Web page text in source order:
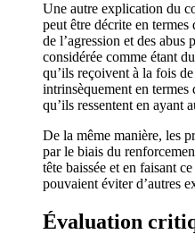
Une autre explication du
peut être décrite en termes
de l’agression et des abus
considérée comme étant
qu’ils reçoivent à la fois
intrinsèquement en termes
qu’ils ressentent en ayant
De la même manière, les
par le biais du
tête baissée et en faisant
pouvaient éviter d’autres
Évaluation